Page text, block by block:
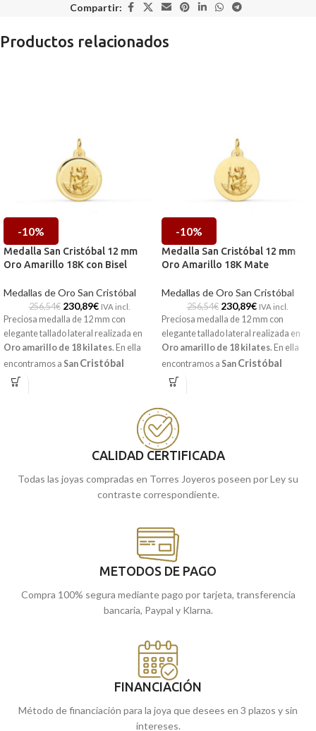
Compartir:
Productos relacionados
-10%
Medalla San Cristóbal 12 mm
Oro Amarillo 18K con Bisel
Medallas de Oro San Cristóbal
256,54€ 230,89€ IVA incl.
Preciosa medalla de 12 mm con
elegante tallado lateral realizada en
Oro amarillo de 18 kilates. En ella
encontramos a San Cristóbal
ayudando a cruzar a un crío sobre sus
Acabado en terminación brillo y
en nuestras tiendas de
Málaga , o cómprala
online y te la
-10%
Medalla San Cristóbal 12 mm
Oro Amarillo 18K Mate
Medallas de Oro San Cristóbal
256,54€ 230,89€ IVA incl.
Preciosa medalla de 12 mm con
elegante tallado lateral realizada en
Oro amarillo de 18 kilates. En ella
encontramos a San Cristóbal
cruzando con un crío sobre sus
enteraría de que ese crío era
Acompañada por una original
terminación mate en toda su pieza.
Recógelaen nuestras tiendas de
Málaga
online y te la
CALIDAD CERTIFICADA
Todas las joyas compradas en Torres Joyeros poseen por Ley su
contraste correspondiente.
METODOS DE PAGO
Compra 100% segura mediante pago por tarjeta, transferencia
bancaria, Paypal y Klarna.
FINANCIACIÓN
Método de financiación para la joya que desees en 3 plazos y sin
intereses.